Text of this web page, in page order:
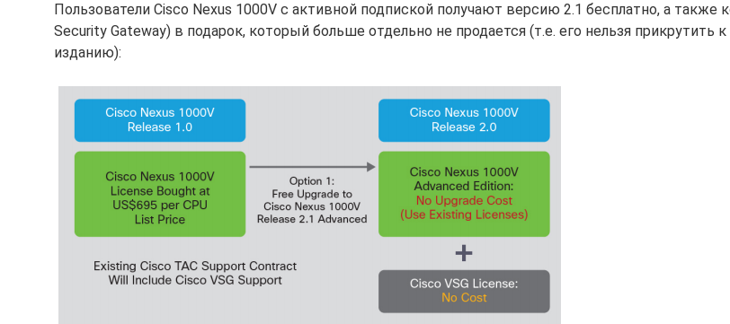
Пользователи Cisco Nexus 1000V с активной подпиской получают версию 2.1 бесплатно, а также
Security Gateway) в подарок, который больше отдельно не продается (т.е. его нельзя прикрутить
изданию):